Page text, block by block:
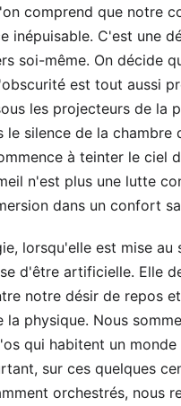
comprend que notre
inépuisable. C'est une
soi-même. On décide
est tout aussi
les projecteurs de la
le silence de la chambre
à teinter le ciel
n'est plus une lutte
dans un confort
lorsqu'elle est mise au
d'être artificielle. Elle
notre désir de repos
la physique. Nous
qui habitent un
sur ces quelques
orchestrés, nous